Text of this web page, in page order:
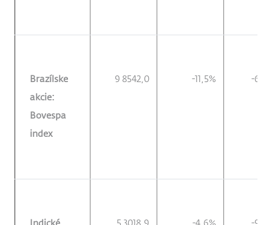
Brazílske
akcie:
Bovespa
index
9 8542,0 -11,5% -